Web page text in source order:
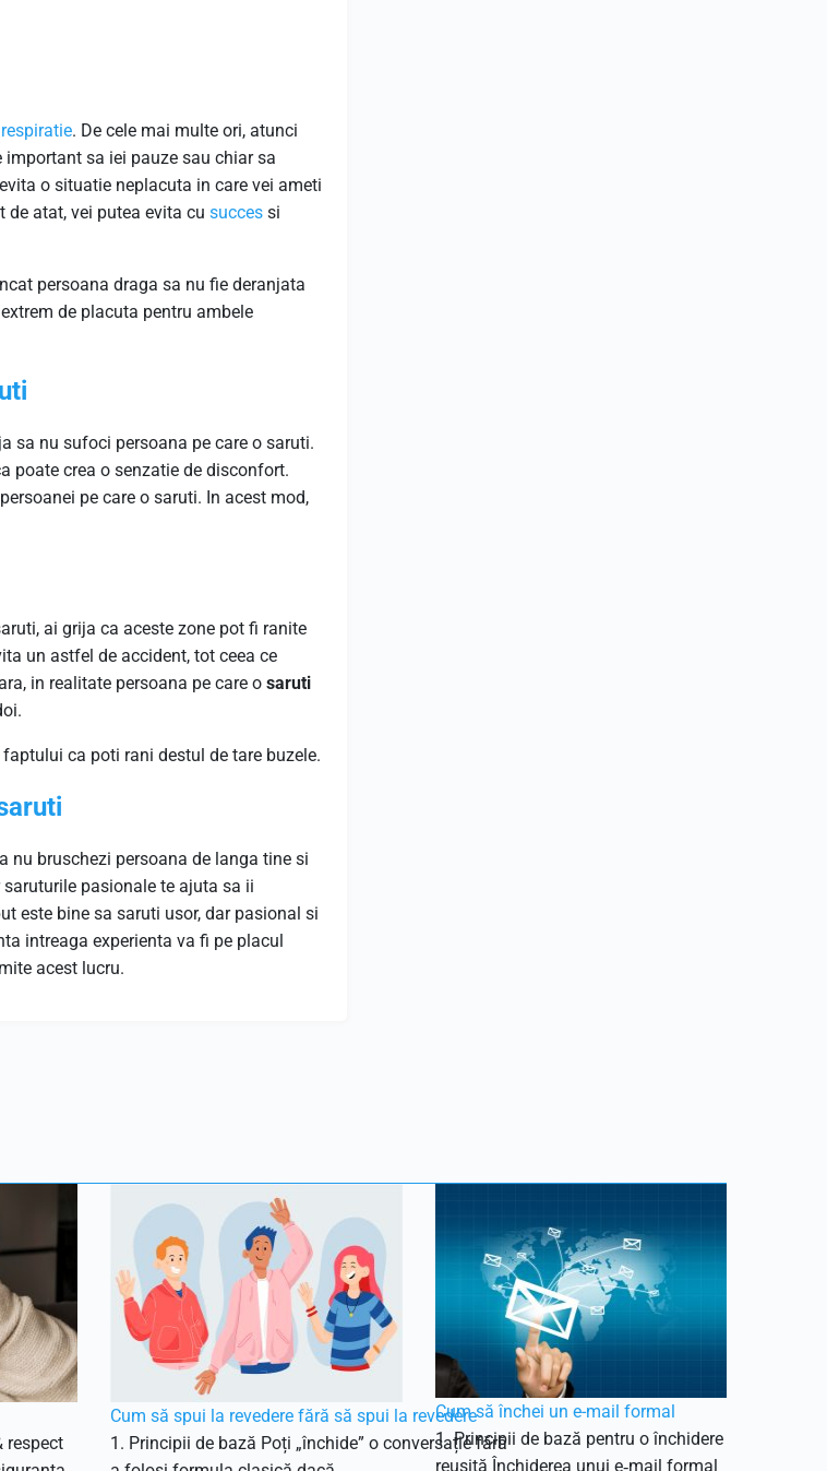
respiratie. De cele mai multe ori, atunci
sa iei pauze sau chiar sa
o situatie neplacuta in care vei ameti
de atat, vei putea evita cu succes si
persoana draga sa nu fie deranjata
de placuta pentru ambele
sa nu sufoci persoana pe care o saruti.
poate crea o senzatie de disconfort.
pe care o saruti. In acest mod,
ai grija ca aceste zone pot fi ranite
un astfel de accident, tot ceea ce
in realitate persoana pe care o saruti
ca poti rani destul de tare buzele.
nu bruschezi persoana de langa tine si
pasionale te ajuta sa ii
este bine sa saruti usor, dar pasional si
intreaga experienta va fi pe placul
acest lucru.
respect
Cum să spui la revedere fără să spui la revedere
1. Principii de bază Poți „închide” o conversație fără
Cum să închei un e-mail formal
1. Principii de bază pentru o închidere
reușită Închiderea unui e‑mail formal